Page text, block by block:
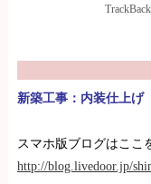
新築工事：内装仕上げ
スマホ版ブログはここ
http://blog.livedoor.jp/